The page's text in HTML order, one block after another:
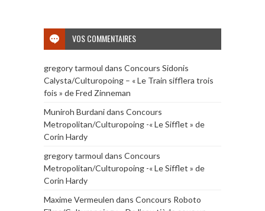
VOS COMMENTAIRES
gregory tarmoul dans Concours Sidonis
Calysta/Culturopoing – « Le Train sifflera trois
fois » de Fred Zinneman
Muniroh Burdanidans Concours
Metropolitan/Culturopoing -« Le Sifflet » de
Corin Hardy
gregory tarmoul dans Concours
Metropolitan/Culturopoing -« Le Sifflet » de
Corin Hardy
Maxime Vermeulen dans Concours Roboto